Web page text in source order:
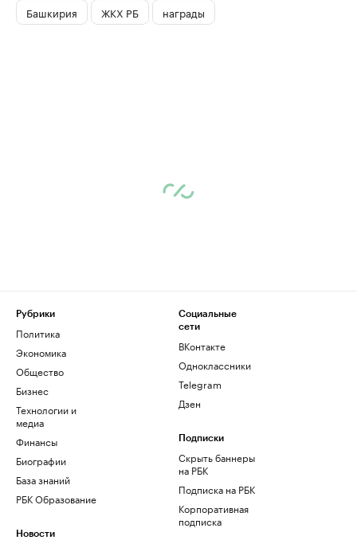
Башкирия ЖКХ РБ награды
Рубрики
Политика
Экономика
Общество
Бизнес
Технологии и
медиа
Финансы
Биографии
База знаний
РБК Образование
Новости
Социальные
сети
ВКонтакте
Одноклассники
Telegram
Дзен
Подписки
Скрыть баннеры
на РБК
Подписка на РБК
Корпоративная
подписка